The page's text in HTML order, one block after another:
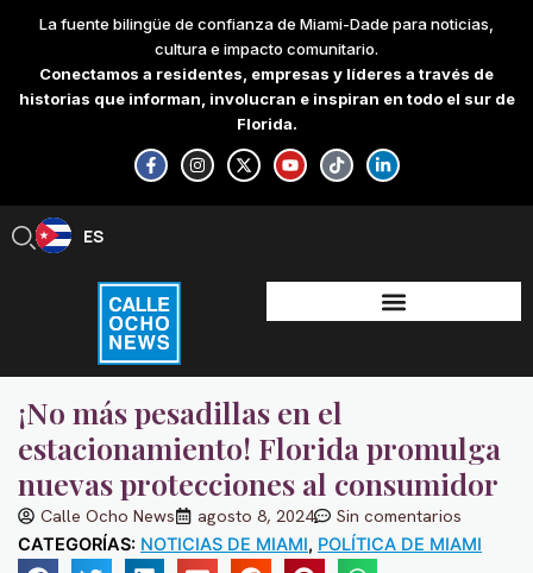
content
La fuente bilingüe de confianza de Miami-Dade para noticias,
cultura e impacto comunitario.
Conectamos a residentes, empresas y líderes a través de
historias que informan, involucran e inspiran en todo el sur de
Florida.
F
a
c
e
-
f
I
n
s
t
X
-
t
w
Y
o
u
t
T
i
k
t
L
i
n
k
-
i
n
ES
EN
¡No más pesadillas en el
estacionamiento! Florida promulga
nuevas protecciones al consumidor
Calle Ocho News agosto 8, 2024 Sin comentarios
CATEGORÍAS: NOTICIAS DE MIAMI, POLÍTICA DE MIAMI